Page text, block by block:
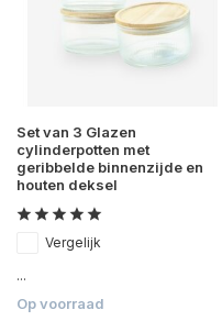
Set van 3 Glazen
cylinderpotten met
geribbelde binnenzijde en
houten deksel
Vergelijk
...
Op voorraad